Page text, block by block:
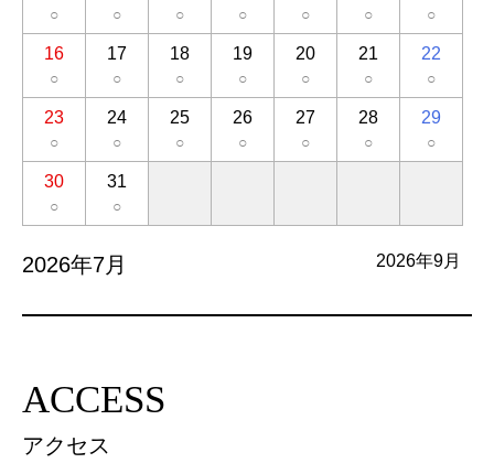
○ ○ ○ ○ ○ ○ ○
16
○
17
○
18
○
19
○
20
○
21
○
22
○
23
○
24
○
25
○
26
○
27
○
28
○
29
○
30
○
31
○
2026年7月 2026年9月
ACCESS
アクセス